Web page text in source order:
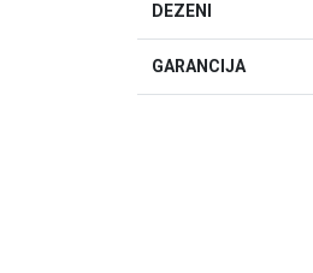
DEZENI
GARANCIJA